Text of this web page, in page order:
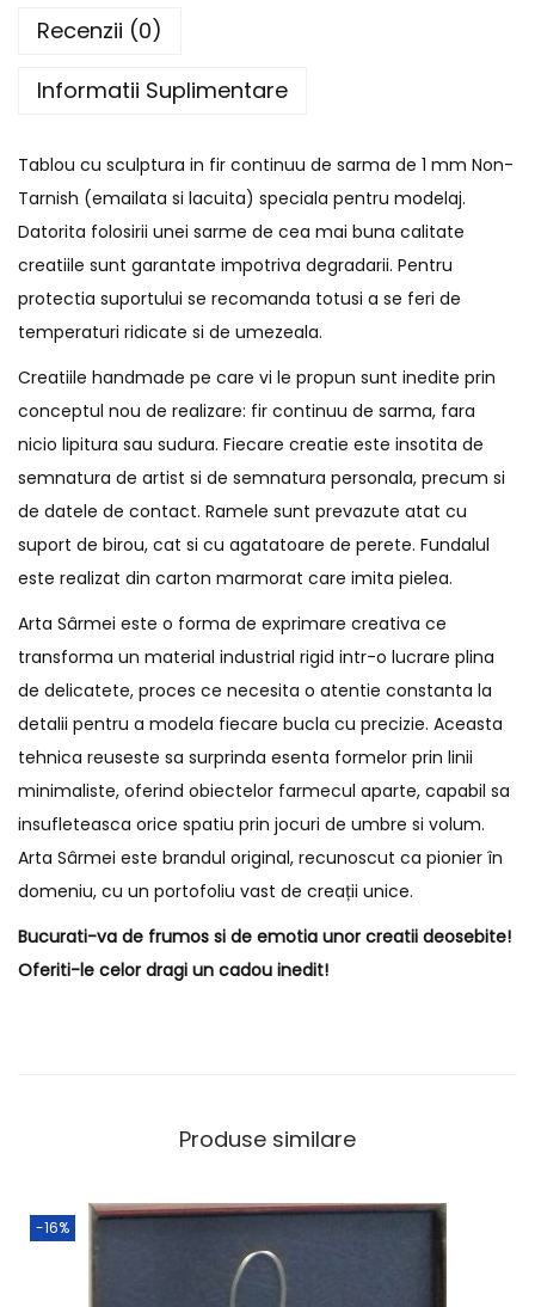
Recenzii (0)
Informatii Suplimentare
Tablou cu sculptura in fir continuu de sarma de 1 mm Non-
Tarnish (emailata si lacuita) speciala pentru modelaj.
Datorita folosirii unei sarme de cea mai buna calitate
creatiile sunt garantate impotriva degradarii. Pentru
protectia suportului se recomanda totusi a se feri de
temperaturi ridicate si de umezeala.
Creatiile handmade pe care vi le propun sunt inedite prin
conceptul nou de realizare: fir continuu de sarma, fara
nicio lipitura sau sudura. Fiecare creatie este insotita de
semnatura de artist si de semnatura personala, precum si
de datele de contact. Ramele sunt prevazute atat cu
suport de birou, cat si cu agatatoare de perete. Fundalul
este realizat din carton marmorat care imita pielea.
Arta Sârmei este o forma de exprimare creativa ce
transforma un material industrial rigid intr-o lucrare plina
de delicatete, proces ce necesita o atentie constanta la
detalii pentru a modela fiecare bucla cu precizie. Aceasta
tehnica reuseste sa surprinda esenta formelor prin linii
minimaliste, oferind obiectelor farmecul aparte, capabil sa
insufleteasca orice spatiu prin jocuri de umbre si volum.
Arta Sârmei este brandul original, recunoscut ca pionier în
domeniu, cu un portofoliu vast de creații unice.
Bucurati-va de frumos si de emotia unor creatii deosebite!
Oferiti-le celor dragi un cadou inedit!
Produse similare
-16%